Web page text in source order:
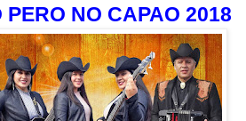
PERO NO CAPAO 2018